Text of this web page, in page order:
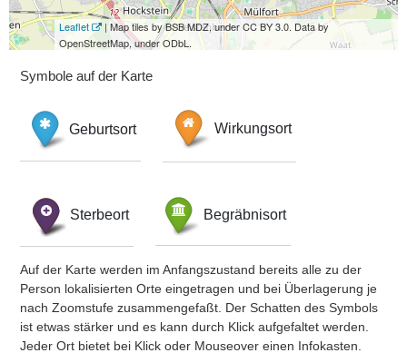
Leaflet
| Map tiles by BSB MDZ, under CC BY 3.0. Data by
OpenStreetMap, under ODbL.
Symbole auf der Karte
Geburtsort Wirkungsort
Sterbeort Begräbnisort
Auf der Karte werden im Anfangszustand bereits alle zu der
Person lokalisierten Orte eingetragen und bei Überlagerung je
nach Zoomstufe zusammengefaßt. Der Schatten des Symbols
ist etwas stärker und es kann durch Klick aufgefaltet werden.
Jeder Ort bietet bei Klick oder Mouseover einen Infokasten.